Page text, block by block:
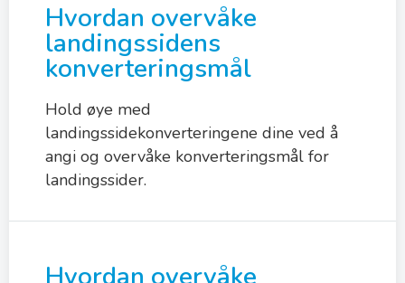
Hvordan overvåke
landingssidens
konverteringsmål
Hold øye med
landingssidekonverteringene dine ved å
angi og overvåke konverteringsmål for
landingssider.